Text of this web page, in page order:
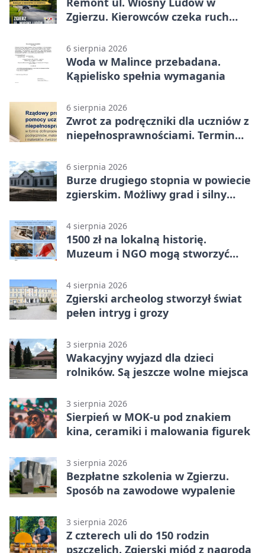
Zgierzu. Kierowców czeka ruch
6 sierpnia 2026
Woda w Malince przebadana.
Kąpielisko spełnia wymagania
6 sierpnia 2026
Zwrot za podręczniki dla uczniów z
niepełnosprawnościami. Termin
6 sierpnia 2026
Burze drugiego stopnia w powiecie
zgierskim. Możliwy grad i silny
4 sierpnia 2026
1500 zł na lokalną historię.
Muzeum i NGO mogą stworzyć
4 sierpnia 2026
Zgierski archeolog stworzył świat
pełen intryg i grozy
3 sierpnia 2026
Wakacyjny wyjazd dla dzieci
rolników. Są jeszcze wolne miejsca
3 sierpnia 2026
Sierpień w MOK-u pod znakiem
kina, ceramiki i malowania figurek
3 sierpnia 2026
Bezpłatne szkolenia w Zgierzu.
Sposób na zawodowe wypalenie
3 sierpnia 2026
Z czterech uli do 150 rodzin
pszczelich. Zgierski miód z nagrodą